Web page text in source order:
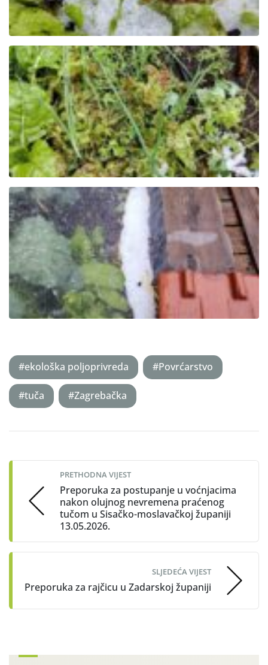
#ekološka poljoprivreda #Povrćarstvo
#tuča #Zagrebačka
navigation
PRETHODNA VIJEST
Preporuka za postupanje u voćnjacima
nakon olujnog nevremena praćenog
tučom u Sisačko-moslavačkoj županiji
13.05.2026.
SLJEDEĆA VIJEST
Preporuka za rajčicu u Zadarskoj županiji